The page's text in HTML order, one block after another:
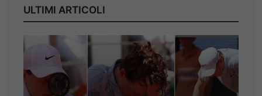
ULTIMI ARTICOLI